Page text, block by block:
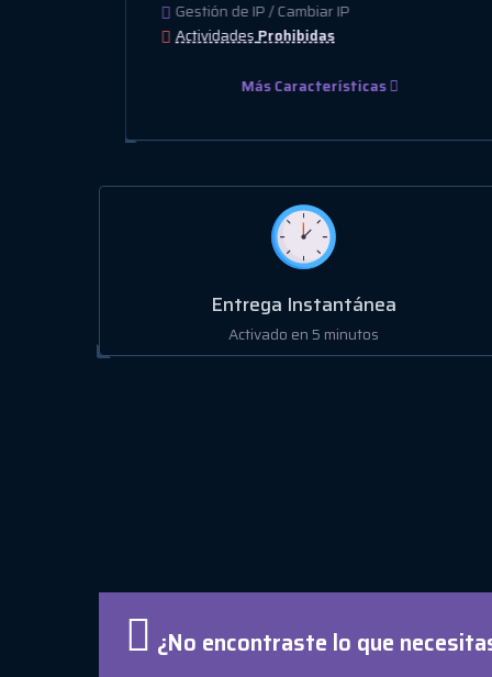
Gestión de IP / Cambiar IP
ActividadesProhibidas
Más Características
Entrega Instantánea
Activado en 5 minutos
¿No encontraste lo que